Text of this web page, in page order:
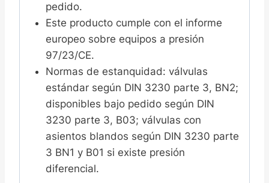
pedido.
Este producto cumple con el informe
europeo sobre equipos a presión
97/23/CE.
Normas de estanquidad: válvulas
estándar según DIN 3230 parte 3, BN2;
disponibles bajo pedido según DIN
3230 parte 3, B03; válvulas con
asientos blandos según DIN 3230 parte
3 BN1 y B01 si existe presión
diferencial.